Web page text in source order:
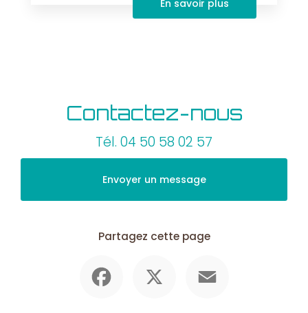
En savoir plus
Contactez-nous
Tél. 04 50 58 02 57
Envoyer un message
Partagez cette page